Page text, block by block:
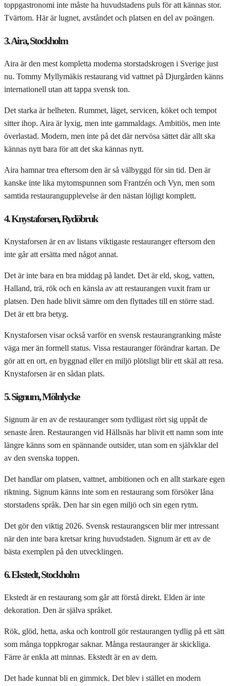
toppgastronomi inte måste ha huvudstadens puls för att kännas stor.
Tvärtom. Här är lugnet, avståndet och platsen en del av poängen.
3. Aira, Stockholm
Aira är den mest kompletta moderna storstadskrogen i Sverige just
nu. Tommy Myllymäkis restaurang vid vattnet på Djurgården känns
internationell utan att tappa svensk ton.
Det starka är helheten. Rummet, läget, servicen, köket och tempot
sitter ihop. Aira är lyxig, men inte gammaldags. Ambitiös, men inte
överlastad. Modern, men inte på det där nervösa sättet där allt ska
kännas nytt bara för att det ska kännas nytt.
Aira hamnar trea eftersom den är så välbyggd för sin tid. Den är
kanske inte lika mytomspunnen som Frantzén och Vyn, men som
samtida restaurangupplevelse är den nästan löjligt komplett.
4. Knystaforsen, Rydöbruk
Knystaforsen är en av listans viktigaste restauranger eftersom den
inte går att ersätta med något annat.
Det är inte bara en bra middag på landet. Det är eld, skog, vatten,
Halland, trä, rök och en känsla av att restaurangen vuxit fram ur
platsen. Den hade blivit sämre om den flyttades till en större stad.
Det är ett bra betyg.
Knystaforsen visar också varför en svensk restaurangranking måste
väga mer än formell status. Vissa restauranger förändrar kartan. De
gör att en ort, en byggnad eller en miljö plötsligt blir ett skäl att resa.
Knystaforsen är en sådan plats.
5. Signum, Mölnlycke
Signum är en av de restauranger som tydligast rört sig uppåt de
senaste åren. Restaurangen vid Hällsnäs har blivit ett namn som inte
längre känns som en spännande outsider, utan som en självklar del
av den svenska toppen.
Det handlar om platsen, vattnet, ambitionen och en allt starkare egen
riktning. Signum känns inte som en restaurang som försöker låna
storstadens språk. Den har sin egen miljö och sin egen rytm.
Det gör den viktig 2026. Svensk restaurangscen blir mer intressant
när den inte bara kretsar kring huvudstaden. Signum är ett av de
bästa exemplen på den utvecklingen.
6. Ekstedt, Stockholm
Ekstedt är en restaurang som går att förstå direkt. Elden är inte
dekoration. Den är själva språket.
Rök, glöd, hetta, aska och kontroll gör restaurangen tydlig på ett sätt
som många toppkrogar saknar. Många restauranger är skickliga.
Färre är enkla att minnas. Ekstedt är en av dem.
Det hade kunnat bli en gimmick. Det blev i stället en modern